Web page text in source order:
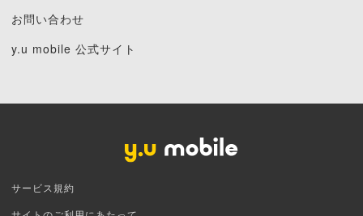
お問い合わせ
y.u mobile 公式サイト
サービス規約